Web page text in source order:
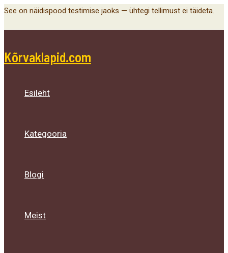
Skip
See on näidispood testimise jaoks — ühtegi tellimust ei täideta.
Kõrvaklapid.com
Esileht
Kategooria
Blogi
Meist
Menu
Toggle
Menu
Toggle
Menu
Toggle
Main
Menu